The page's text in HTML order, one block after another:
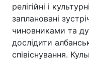
релігійні і
заплановані
чиновниками та
дослідити
співіснування.